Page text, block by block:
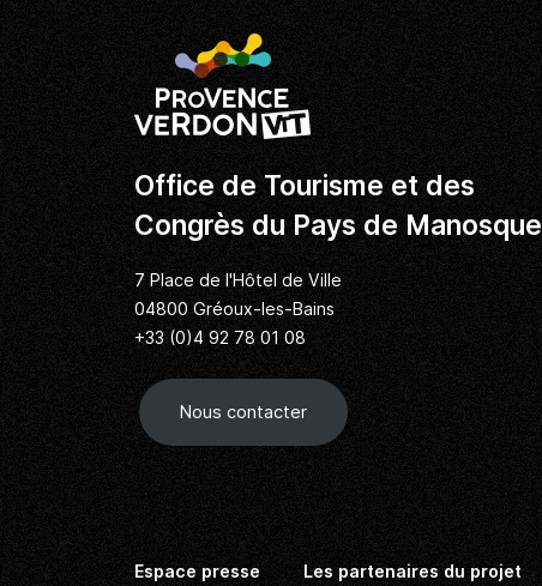
Office de Tourisme et des
Congrès du Pays de Manosque
7 Place de l'Hôtel de Ville
04800 Gréoux-les-Bains
+33 (0)4 92 78 01 08
Nous contacter
Espace presse Les partenaires du projet